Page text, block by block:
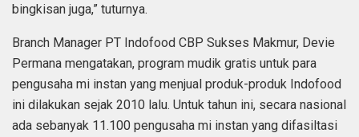
bingkisan juga,” tuturnya.
Branch Manager PT Indofood CBP Sukses Makmur, Devie
Permana mengatakan, program mudik gratis untuk para
pengusaha mi instan yang menjual produk-produk Indofood
ini dilakukan sejak 2010 lalu. Untuk tahun ini, secara nasional
ada sebanyak 11.100 pengusaha mi instan yang difasiltasi